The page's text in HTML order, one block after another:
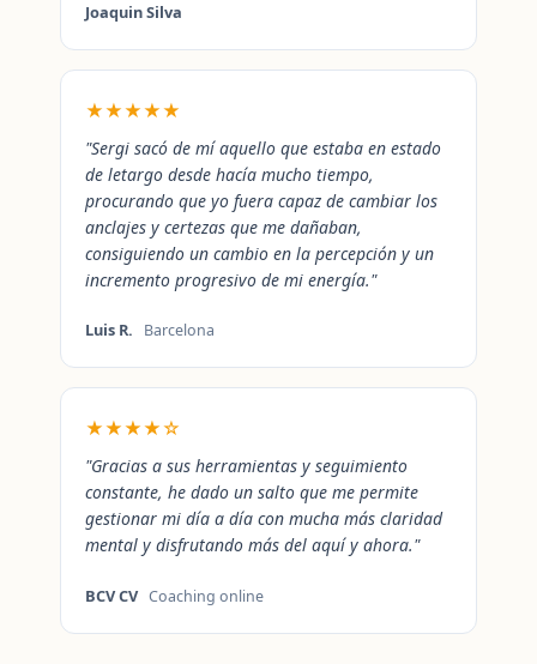
Joaquin Silva
★★★★★
"Sergi sacó de mí aquello que estaba en estado
de letargo desde hacía mucho tiempo,
procurando que yo fuera capaz de cambiar los
anclajes y certezas que me dañaban,
consiguiendo un cambio en la percepción y un
incremento progresivo de mi energía."
Luis R. Barcelona
★★★★☆
"Gracias a sus herramientas y seguimiento
constante, he dado un salto que me permite
gestionar mi día a día con mucha más claridad
mental y disfrutando más del aquí y ahora."
BCV CV Coaching online